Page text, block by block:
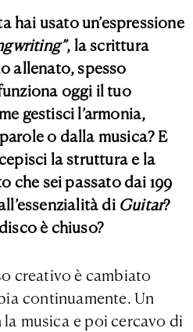
hai usato un’espressione
, la scrittura
allenato, spesso
oggi il tuo
gestisci l’armonia,
o dalla musica? E
la struttura e la
che sei passato dai 199
di Guitar?
è chiuso?
creativo è cambiato
continuamente. Un
musica e poi cercavo di